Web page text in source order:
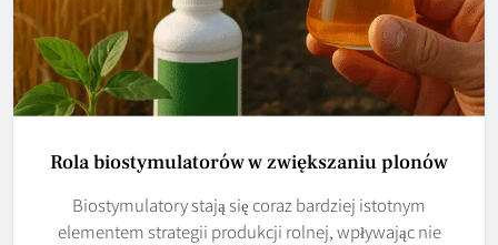
Rola biostymulatorów w zwiększaniu plonów
Biostymulatory stają się coraz bardziej istotnym
elementem strategii produkcji rolnej, wpływając nie